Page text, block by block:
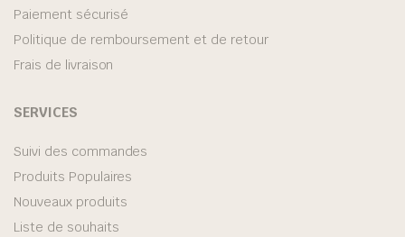
Paiement sécurisé
Politique de remboursement et de retour
Frais de livraison
SERVICES
Suivi des commandes
Produits Populaires
Nouveaux produits
Liste de souhaits